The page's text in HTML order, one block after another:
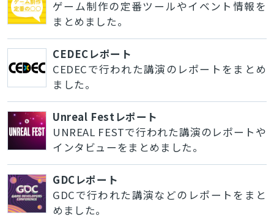
ゲーム制作の定番ツールやイベント情報を
まとめました。
CEDECレポート
CEDECで行われた講演のレポートをまとめ
ました。
Unreal Festレポート
UNREAL FESTで行われた講演のレポートや
インタビューをまとめました。
GDCレポート
GDCで行われた講演などのレポートをまと
めました。
とじる
検索